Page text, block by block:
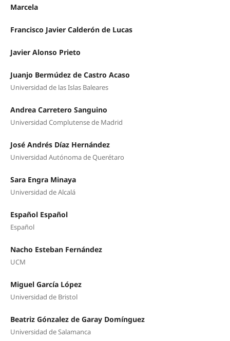
Marcela
Francisco Javier Calderón de Lucas
Javier Alonso Prieto
Juanjo Bermúdez de Castro Acaso
Universidad de las Islas Baleares
Andrea Carretero Sanguino
Universidad Complutense de Madrid
José Andrés Díaz Hernández
Universidad Autónoma de Querétaro
Sara Engra Minaya
Universidad de Alcalá
Español Español
Español
Nacho Esteban Fernández
UCM
Miguel García López
Universidad de Bristol
Beatriz Gónzalez de Garay Domínguez
Universidad de Salamanca